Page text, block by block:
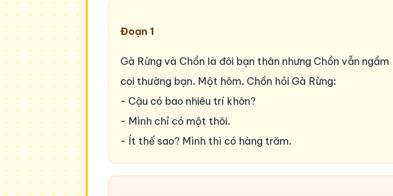
Đoạn 1
Gà Rừng và Chồn là đôi bạn thân nhưng Chồn vẫn ngầm
coi thường bạn. Một hôm, Chồn hỏi Gà Rừng:
- Cậu có bao nhiêu trí khôn?
- Mình chỉ có một thôi.
- Ít thế sao? Mình thì có hàng trăm.